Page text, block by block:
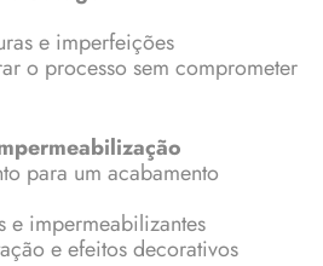
e imperfeições
o processo sem comprometer
para um acabamento
impermeabilizantes
e efeitos decorativos